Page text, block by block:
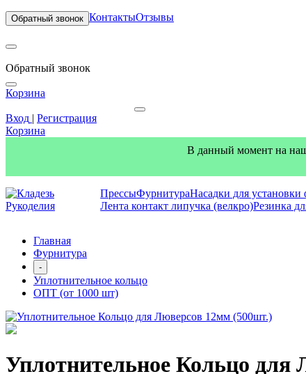
Обратный звонок КонтактыОтзывы
Обратный звонок
Корзина
Вход | Регистрация
Корзина
В данный момент на
ПрессыФурнитураНасадки для
Лента контакт липучка (велкро)Резинка
Главная
Фурнитура
-
Уплотнительное кольцо
ОПТ (от 1000 шт)
Уплотнительное Кольцо